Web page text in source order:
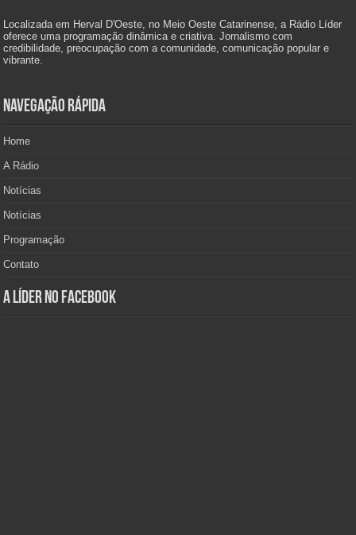
Localizada em Herval D'Oeste, no Meio Oeste Catarinense, a Rádio Líder
oferece uma programação dinâmica e criativa. Jornalismo com
credibilidade, preocupação com a comunidade, comunicação popular e
vibrante.
Navegação Rápida
Home
A Rádio
Notícias
Notícias
Programação
Contato
A Líder no Facebook